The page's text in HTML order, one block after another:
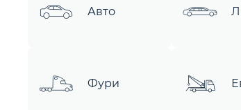
Авто
Фури